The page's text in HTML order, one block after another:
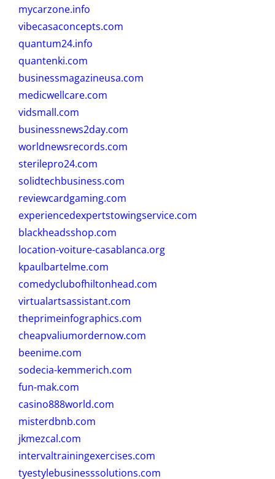
mycarzone.info
vibecasaconcepts.com
quantum24.info
quantenki.com
businessmagazineusa.com
medicwellcare.com
vidsmall.com
businessnews2day.com
worldnewsrecords.com
sterilepro24.com
solidtechbusiness.com
reviewcardgaming.com
experiencedexpertstowingservice.com
blackheadsshop.com
location-voiture-casablanca.org
kpaulbartelme.com
comedyclubofhiltonhead.com
virtualartsassistant.com
theprimeinfographics.com
cheapvaliumordernow.com
beenime.com
sodecia-kemmerich.com
fun-mak.com
casino888world.com
misterdbnb.com
jkmezcal.com
intervaltrainingexercises.com
tyestylebusinesssolutions.com